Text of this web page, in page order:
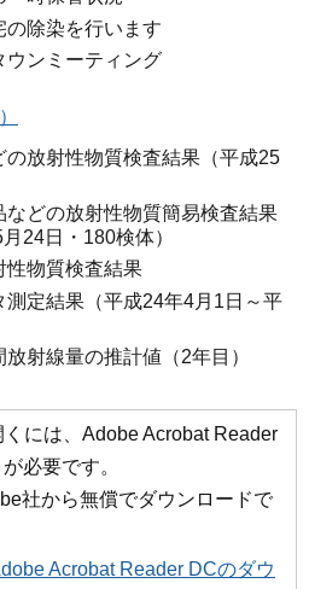
除染を行います
ウンミーティング
放射性物質検査結果（平成25
どの放射性物質簡易検査結果
24日・180検体）
性物質検査結果
測定結果（平成24年4月1日～平
射線量の推計値（2年目）
には、Adobe Acrobat Reader
必要です。
社から無償でダウンロードで
Acrobat Reader DCのダウ